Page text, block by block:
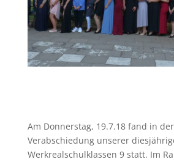
Am Donnerstag, 19.7.18 fand in
Verabschiedung unserer
Werkrealschulklassen 9 statt. Im